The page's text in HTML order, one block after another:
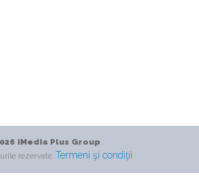
iMedia Plus Group.
rezervate. Termeni şi condiţii